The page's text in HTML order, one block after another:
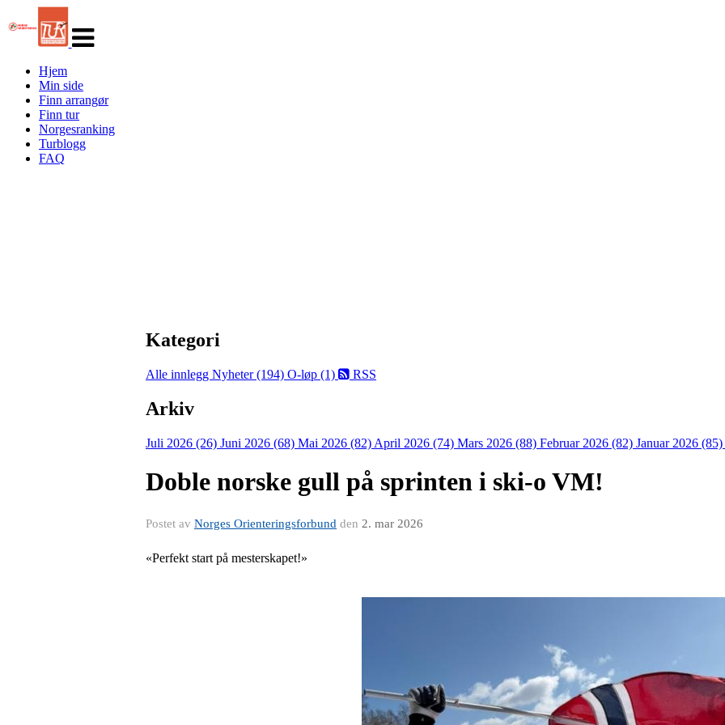
navigasjon
Hjem
Min side
Finn arrangør
Finn tur
Norgesranking
Turblogg
FAQ
Kategori
Alle innlegg Nyheter (194) O-løp (1) RSS
Arkiv
Juli 2026 (26) Juni 2026 (68) Mai 2026 (82) April 2026 (74) Mars 2026 (88) Februar 2026 (82) Januar 2026 (85)
Doble norske gull på sprinten i ski-o VM!
Postet av Norges Orienteringsforbund den 2. mar 2026
«Perfekt start på mesterskapet!»